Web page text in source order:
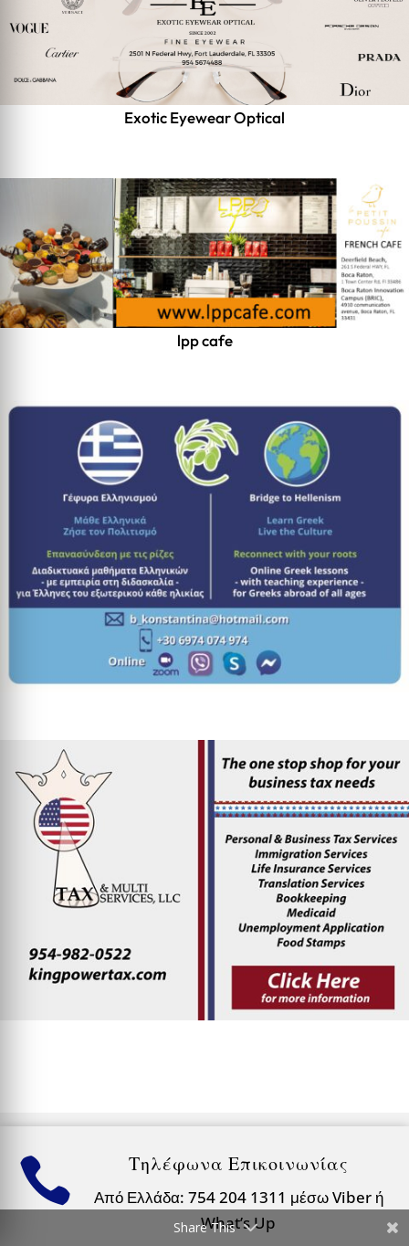
Exotic Eyewear Optical
lpp cafe
 Τηλέφωνα Επικοινωνίας
Από Ελλάδα: 754 204 1311 μέσω Viber ή
What’s Up
Share This